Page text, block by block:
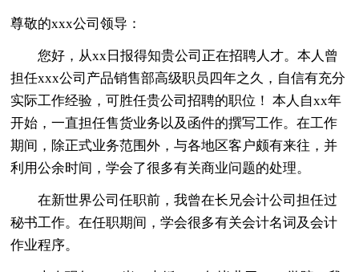
尊敬的xxx公司领导：
您好，从xx日报得知贵公司正在招聘人才。本人曾
担任xxx公司产品销售部高级职员四年之久，自信有充分
实际工作经验，可胜任贵公司招聘的职位！ 本人自xx年
开始，一直担任售货业务以及函件的撰写工作。在工作
期间，除正式业务范围外，与各地区客户颇有来往，并
利用公余时间，学会了很多有关商业问题的处理。
在新世界公司任职前，我曾在长兄会计公司担任过
秘书工作。在任职期间，学会很多有关会计名词及会计
作业程序。